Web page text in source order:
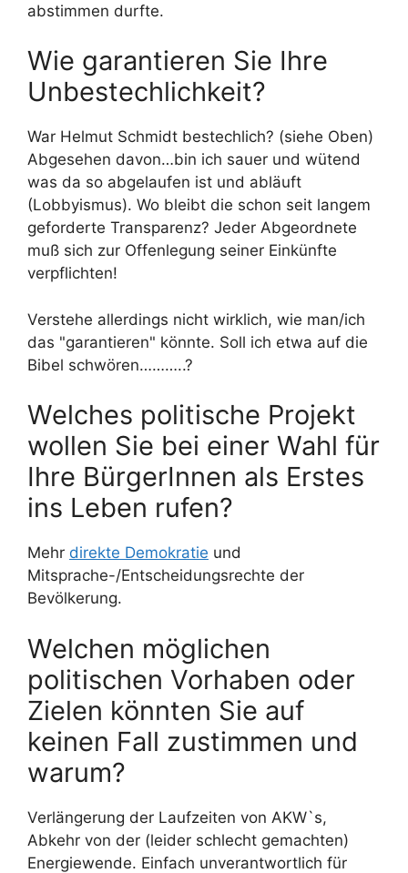
abstimmen durfte.
Wie garantieren Sie Ihre
Unbestechlichkeit?
War Helmut Schmidt bestechlich? (siehe Oben)
Abgesehen davon…bin ich sauer und wütend
was da so abgelaufen ist und abläuft
(Lobbyismus). Wo bleibt die schon seit langem
geforderte Transparenz? Jeder Abgeordnete
muß sich zur Offenlegung seiner Einkünfte
verpflichten!
Verstehe allerdings nicht wirklich, wie man/ich
das "garantieren" könnte. Soll ich etwa auf die
Bibel schwören………..?
Welches politische Projekt
wollen Sie bei einer Wahl für
Ihre BürgerInnen als Erstes
ins Leben rufen?
Mehr direkte Demokratie und
Mitsprache-/Entscheidungsrechte der
Bevölkerung.
Welchen möglichen
politischen Vorhaben oder
Zielen könnten Sie auf
keinen Fall zustimmen und
warum?
Verlängerung der Laufzeiten von AKW`s,
Abkehr von der (leider schlecht gemachten)
Energiewende. Einfach unverantwortlich für